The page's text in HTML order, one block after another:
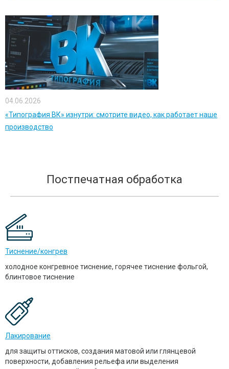
04.06.2026
«Типография ВК» изнутри: смотрите видео, как работает наше
производство
Постпечатная обработка
Тиснение/конгрев
холодное конгревное тиснение, горячее тиснение фольгой,
блинтовое тиснение
Лакирование
для защиты оттисков, создания матовой или глянцевой
поверхности, добавления рельефа или выделения